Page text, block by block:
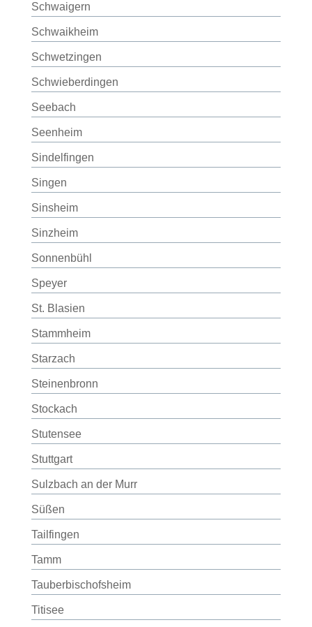
Schwaigern
Schwaikheim
Schwetzingen
Schwieberdingen
Seebach
Seenheim
Sindelfingen
Singen
Sinsheim
Sinzheim
Sonnenbühl
Speyer
St. Blasien
Stammheim
Starzach
Steinenbronn
Stockach
Stutensee
Stuttgart
Sulzbach an der Murr
Süßen
Tailfingen
Tamm
Tauberbischofsheim
Titisee